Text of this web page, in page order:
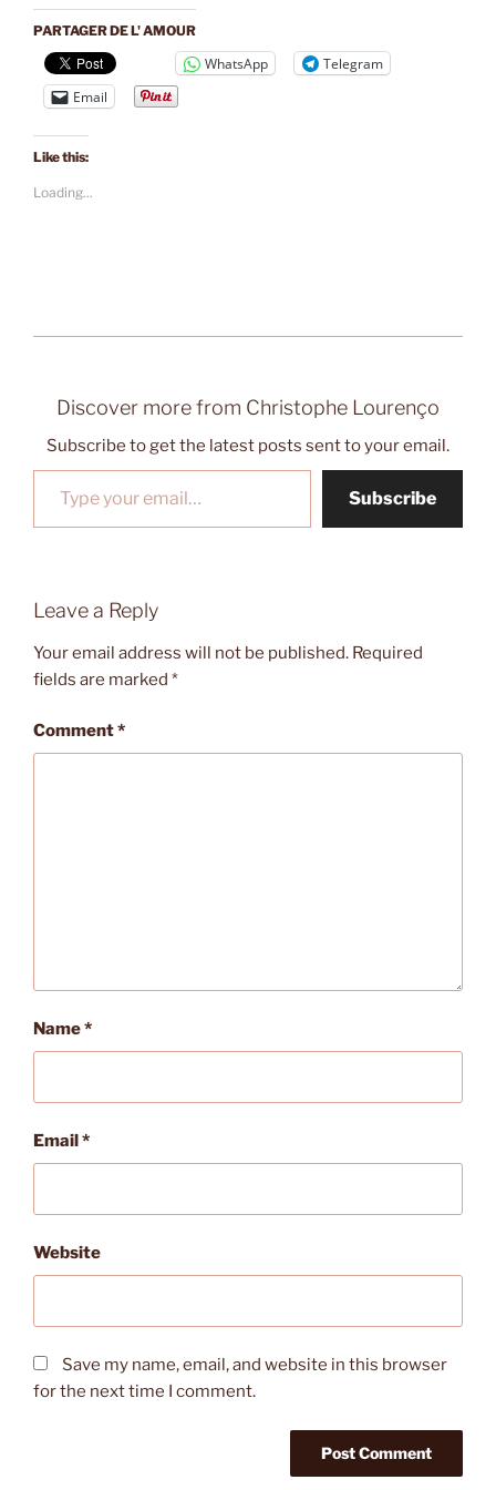
PARTAGER DE L' AMOUR
WhatsApp
Telegram
Email
Like this:
Loading...
Discover more from Christophe Lourenço
Subscribe to get the latest posts sent to your email.
Type your email…
Subscribe
Leave a Reply
Your email address will not be published. Required
fields are marked *
Comment*
Name*
Email*
Website
Save my name, email, and website in this browser
for the next time I comment.